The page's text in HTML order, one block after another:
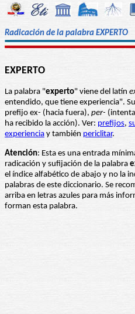
Radicación de la palabra EXPERTO
EXPERTO
La palabra "experto" viene del latín
entendido, que tiene experiencia".
prefijo ex- (hacia fuera), per-
ha recibido la acción). Ver: prefijos,
experiencia y también periclitar.
Atención: Esta es una entrada
radicación y sufijación de la palabra
el índice alfabético de abajo y no la
palabras de este diccionario. Se
arriba en letras azules para más
forman esta palabra.